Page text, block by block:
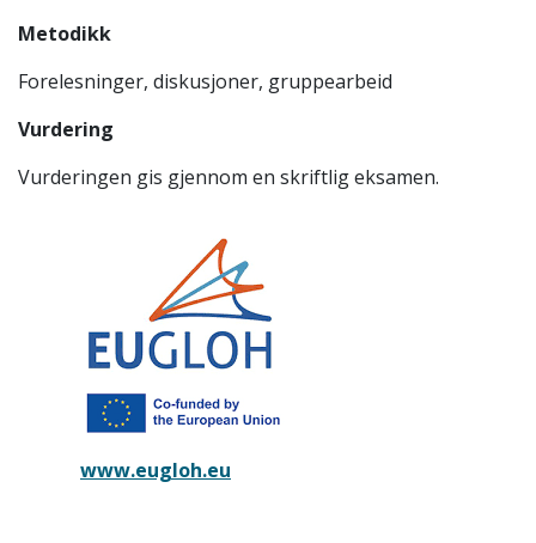
Metodikk
Forelesninger, diskusjoner, gruppearbeid
Vurdering
Vurderingen gis gjennom en skriftlig eksamen.
www.eugloh.eu